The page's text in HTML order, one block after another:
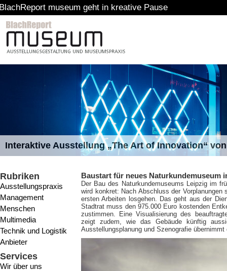
geht in kreative Pause
Interaktive Ausstellung „The Art of Innovation“
Rubriken
Ausstellungspraxis
Management
Menschen
Multimedia
Technik und Logistik
Anbieter
Services
Wir über uns
Baustart für neues Naturkundemuseum
Der Bau des Naturkundemuseums Leipzig im
wird konkret: Nach Abschluss der
ersten Arbeiten losgehen. Das geht aus der
Stadtrat muss den 975.000 Euro kostenden
zustimmen. Eine Visualisierung des
zeigt zudem, wie das Gebäude künftig
Ausstellungsplanung und Szenografie